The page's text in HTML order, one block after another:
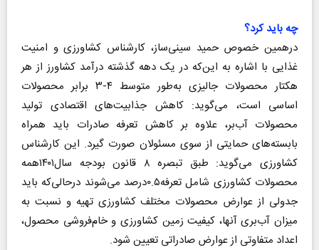
چه باید کرد؟
درهمین خصوص حمید سینی‌ساز، کارشناس کشاورزی و امنیت
غذایی با اشاره به این‌که در یک دهه گذشته درآمد کشاورز از هر
هکتار محصولات جالیزی به‌طور متوسط ۴-۳ برابر محصولات
اساسی است، می‌گوید: کاهش جذابیت‌های اقتصادی تولید
محصولات آب‌بر، علاوه بر کاهش تعرفه صادرات باید همراه
بابسته‌های حمایتی از سوی مسئولان صورت گیرد. این کارشناس
کشاورزی می‌گوید: طبق تبصره ۸ قانون بودجه سال۱۴۰۱همه
محصولات کشاورزی شامل تعرفه۰.۵درصد می‌شوند در‌حالی‌که باید
جدولی از عوارض محصولات مختلف کشاورزی تهیه و نسبت به
میزان آب‌بری آنها، کیفیت زمین کشاورزی و خام‌فروشی محصول،
اعداد متفاوتی از عوارض صادراتی تعیین شود.